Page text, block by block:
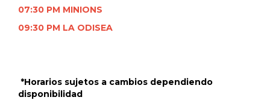
07:30 PM MINIONS
09:30 PM LA ODISEA
*Horarios sujetos a cambios dependiendo
disponibilidad